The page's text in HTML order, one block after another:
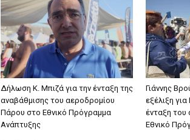
Δήλωση Κ. Μπιζά για την ένταξη της
αναβάθμισης του αεροδρομίου
Πάρου στο Εθνικό Πρόγραμμα
Ανάπτυξης
Γιάννης
εξέλιξη
ένταξη του
Εθνικό